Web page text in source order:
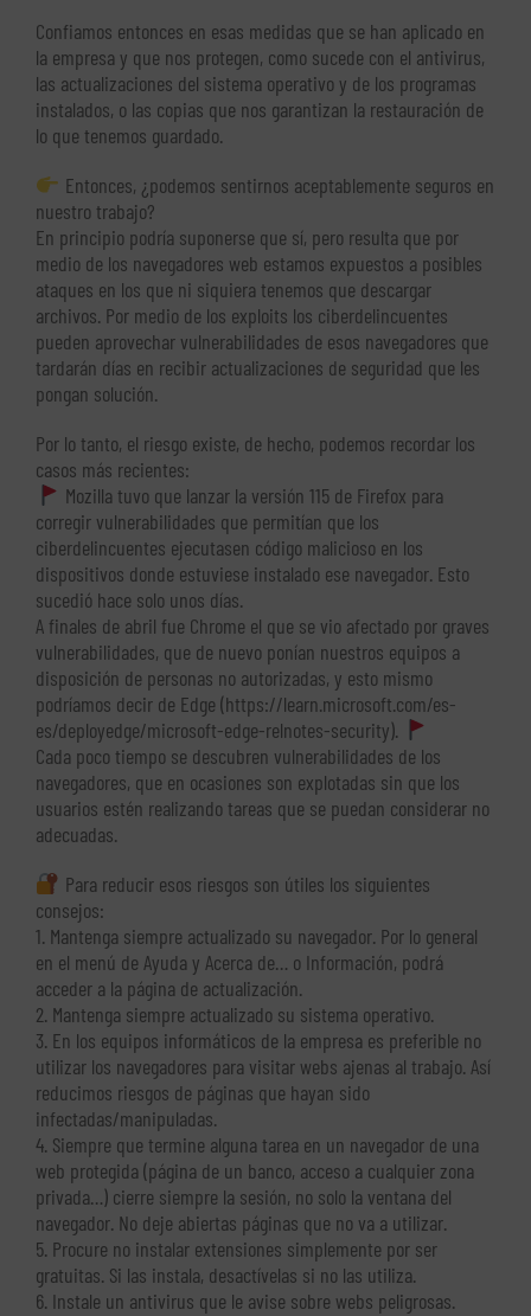
Confiamos entonces en esas medidas que se han aplicado en
la empresa y que nos protegen, como sucede con el antivirus,
las actualizaciones del sistema operativo y de los programas
instalados, o las copias que nos garantizan la restauración de
lo que tenemos guardado.
Entonces, ¿podemos sentirnos aceptablemente seguros en
nuestro trabajo?
En principio podría suponerse que sí, pero resulta que por
medio de los navegadores web estamos expuestos a posibles
ataques en los que ni siquiera tenemos que descargar
archivos. Por medio de los exploits los ciberdelincuentes
pueden aprovechar vulnerabilidades de esos navegadores que
tardarán días en recibir actualizaciones de seguridad que les
pongan solución.
Por lo tanto, el riesgo existe, de hecho, podemos recordar los
casos más recientes:
Mozilla tuvo que lanzar la versión 115 de Firefox para
corregir vulnerabilidades que permitían que los
ciberdelincuentes ejecutasen código malicioso en los
dispositivos donde estuviese instalado ese navegador. Esto
sucedió hace solo unos días.
A finales de abril fue Chrome el que se vio afectado por graves
vulnerabilidades, que de nuevo ponían nuestros equipos a
disposición de personas no autorizadas, y esto mismo
podríamos decir de Edge (https://learn.microsoft.com/es-
es/deployedge/microsoft-edge-relnotes-security).
Cada poco tiempo se descubren vulnerabilidades de los
navegadores, que en ocasiones son explotadas sin que los
usuarios estén realizando tareas que se puedan considerar no
adecuadas.
Para reducir esos riesgos son útiles los siguientes
consejos:
1. Mantenga siempre actualizado su navegador. Por lo general
en el menú de Ayuda y Acerca de… o Información, podrá
acceder a la página de actualización.
2. Mantenga siempre actualizado su sistema operativo.
3. En los equipos informáticos de la empresa es preferible no
utilizar los navegadores para visitar webs ajenas al trabajo. Así
reducimos riesgos de páginas que hayan sido
infectadas/manipuladas.
4. Siempre que termine alguna tarea en un navegador de una
web protegida (página de un banco, acceso a cualquier zona
privada…) cierre siempre la sesión, no solo la ventana del
navegador. No deje abiertas páginas que no va a utilizar.
5. Procure no instalar extensiones simplemente por ser
gratuitas. Si las instala, desactívelas si no las utiliza.
6. Instale un antivirus que le avise sobre webs peligrosas.